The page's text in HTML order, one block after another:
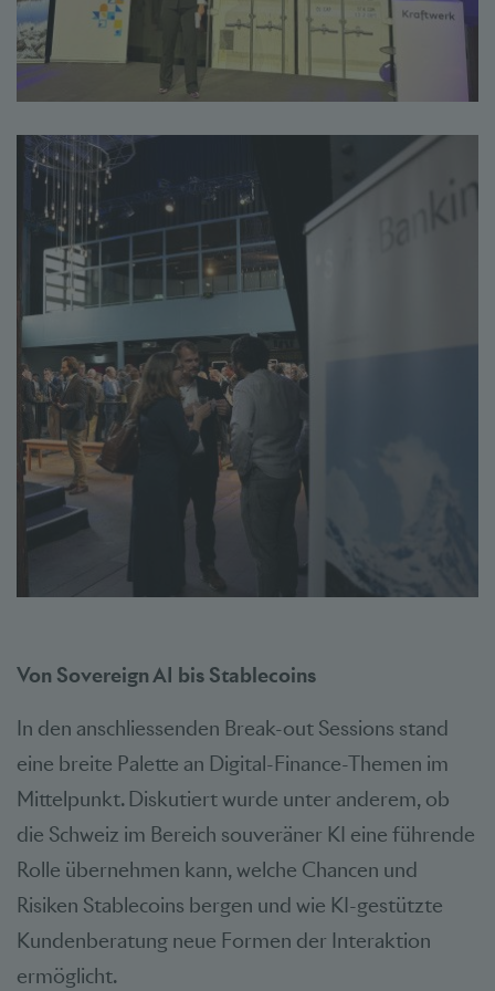
Von Sovereign AI bis Stablecoins
In den anschliessenden Break-out Sessions stand
eine breite Palette an Digital-Finance-Themen im
Mittelpunkt. Diskutiert wurde unter anderem, ob
die Schweiz im Bereich souveräner KI eine führende
Rolle übernehmen kann, welche Chancen und
Risiken Stablecoins bergen und wie KI-gestützte
Kundenberatung neue Formen der Interaktion
ermöglicht.